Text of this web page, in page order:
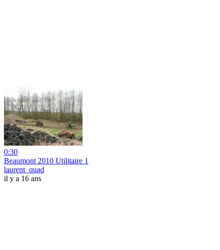
0:30
Beaumont 2010 Utilitaire 1
laurent_quad
il y a 16 ans